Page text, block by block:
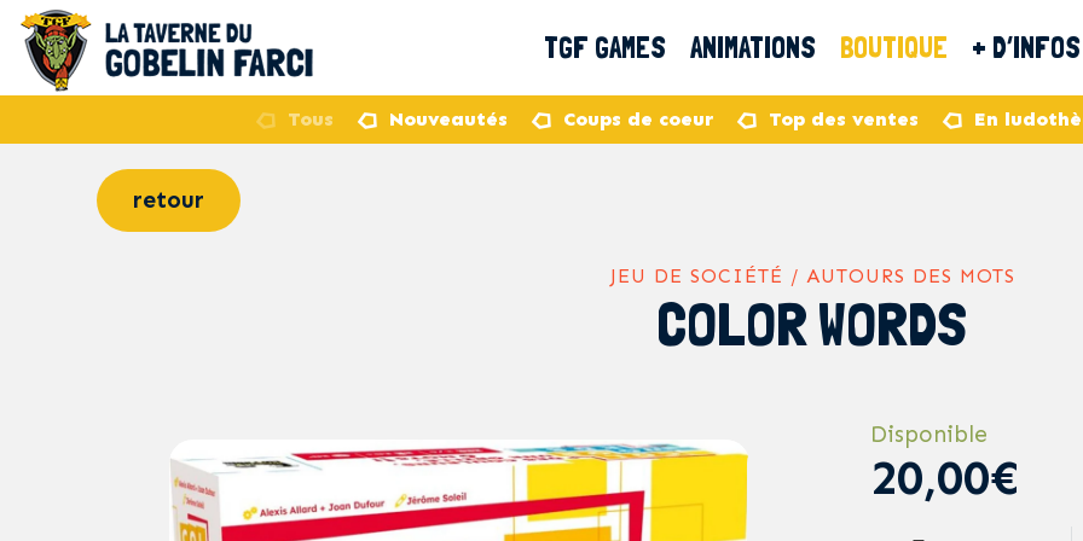
TGF GAMES ANIMATIONS BOUTIQUE + D’INFOS
Tous Nouveautés Coups de coeur Top des ventes En
retour
JEU DE SOCIÉTÉ / AUTOURS DES MOTS
COLOR WORDS
Disponible
20,00€